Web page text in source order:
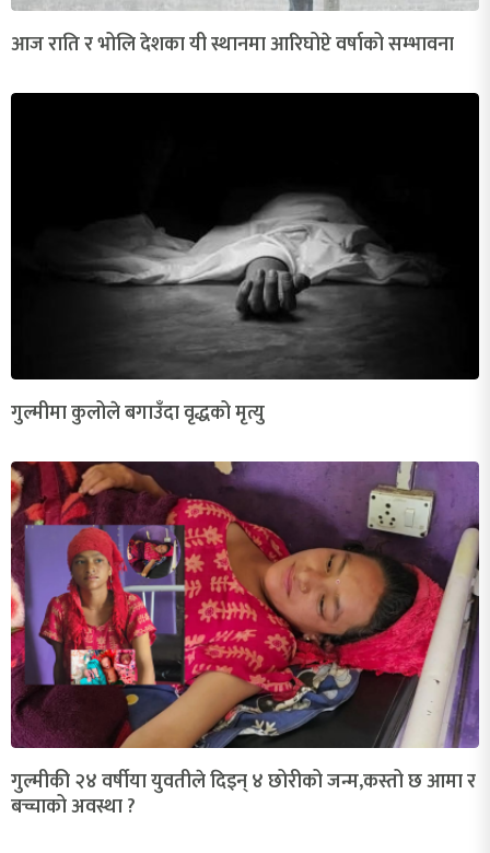
आज राति र भोलि देशका यी स्थानमा आरिघोप्टे वर्षाको सम्भावना
गुल्मीमा कुलोले बगाउँदा वृद्धको मृत्यु
गुल्मीकी २४ वर्षीया युवतीले दिइन् ४ छोरीको जन्म,कस्तो छ आमा र
बच्चाको अवस्था ?